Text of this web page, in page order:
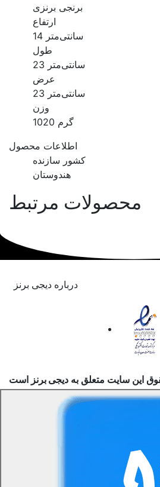
برنجی برنزی
ارتفاع
14 سانتی‌متر
طول
23 سانتی‌متر
عرض
23 سانتی‌متر
وزن
1020 گرم
اطلاعات محصول
کشور سازنده
هندوستان
محصولات مرتبط
درباره دیجی برنز
این سایت متعلق به دیجی برنز